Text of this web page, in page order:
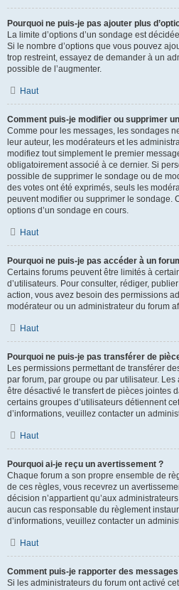
Pourquoi ne puis-je pas ajouter plus
La limite d’options d’un sondage est
Si le nombre d’options que vous pouvez
trop restreint, essayez de demander à un
possible de l’augmenter.
Haut
Comment puis-je modifier ou supprimer
Comme pour les messages, les sondages
leur auteur, les modérateurs et les
modifiez tout simplement le premier
obligatoirement associé à ce dernier. Si
possible de supprimer le sondage ou de
des votes ont été exprimés, seuls les
peuvent modifier ou supprimer le sondage.
options d’un sondage en cours.
Haut
Pourquoi ne puis-je pas accéder à un
Certains forums peuvent être limités à
d’utilisateurs. Pour consulter, rédiger,
action, vous avez besoin des permissions
modérateur ou un administrateur du forum
Haut
Pourquoi ne puis-je pas transférer de
Les permissions permettant de transférer
par forum, par groupe ou par utilisateur.
être désactivé le transfert de pièces jointes
certains groupes d’utilisateurs détiennent
d’informations, veuillez contacter un
Haut
Pourquoi ai-je reçu un avertissement ?
Chaque forum a son propre ensemble de
de ces règles, vous recevrez un
décision n’appartient qu’aux
aucun cas responsable du règlement
d’informations, veuillez contacter un
Haut
Comment puis-je rapporter des
Si les administrateurs du forum ont activé